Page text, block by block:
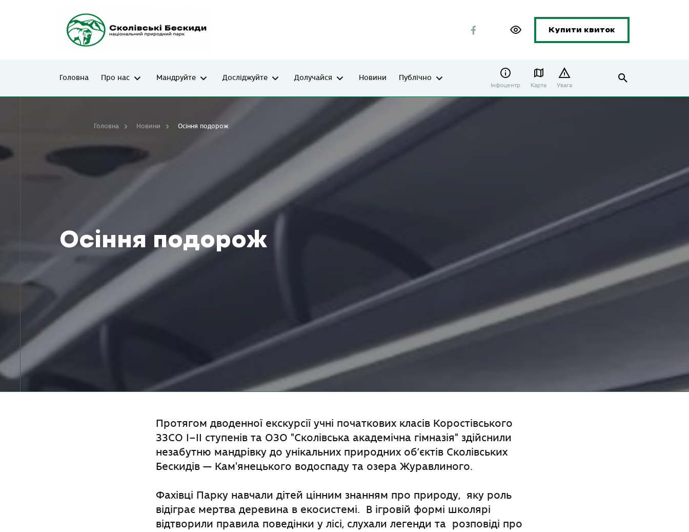
Купити квиток
Головна Про нас Мандруйте Досліджуйте Долучайся Новини Публічно
Інфоцентр Карта Увага
Осіння подорож
Головна Новини Осіння подорож
Протягом дводенної екскурсії учні початкових класів Коростівського
ЗЗСО І–ІІ ступенів та ОЗО "Сколівська академічна гімназія" здійснили
незабутню мандрівку до унікальних природних об’єктів Сколівських
Бескидів — Кам'янецького водоспаду та озера Журавлиного.
Фахівці Парку навчали дітей цінним знанням про природу, яку роль
відіграє мертва деревина в екосистемі. В ігровій формі школярі
відтворили правила поведінки у лісі, слухали легенди та розповіді про